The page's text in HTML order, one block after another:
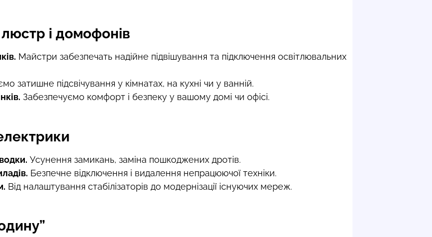
і домофонів
Майстри забезпечать надійне підвішування та підключення освітлювальних
затишне підсвічування у кімнатах, на кухні чи у ванній.
Забезпечуємо комфорт і безпеку у вашому домі чи офісі.
Усунення замикань, заміна пошкоджених дротів.
Безпечне відключення і видалення непрацюючої техніки.
Від налаштування стабілізаторів до модернізації існуючих мереж.